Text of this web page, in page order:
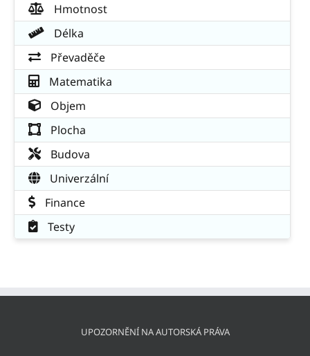
Hmotnost
Délka
Převaděče
Matematika
Objem
Plocha
Budova
Univerzální
Finance
Testy
UPOZORNĚNÍ NA AUTORSKÁ PRÁVA